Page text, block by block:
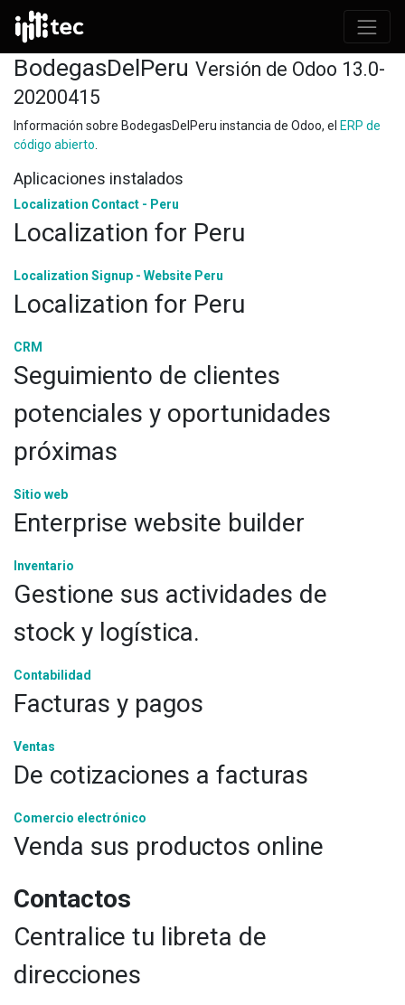
BodegasDelPeru Versión de Odoo 13.0-
20200415
Información sobre BodegasDelPeru instancia de Odoo, el ERP de
código abierto
Aplicaciones instalados
Localization Contact - Peru
Localization for Peru
Localization Signup - Website Peru
Localization for Peru
CRM
Seguimiento de clientes
potenciales y oportunidades
próximas
Sitio web
Enterprise website builder
Inventario
Gestione sus actividades de
stock y logística.
Contabilidad
Facturas y pagos
Ventas
De cotizaciones a facturas
Comercio electrónico
Venda sus productos online
Contactos
Centralice tu libreta de
direcciones